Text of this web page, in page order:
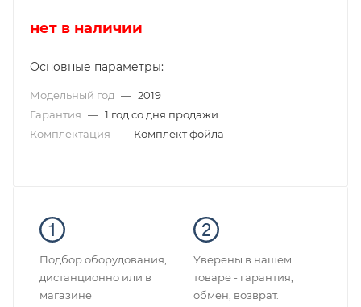
нет в наличии
Основные параметры:
Модельный год — 2019
Гарантия — 1 год со дня продажи
Комплектация — Комплект фойла
Подбор оборудования,
дистанционно или в
магазине
Уверены в нашем
товаре - гарантия,
обмен, возврат.